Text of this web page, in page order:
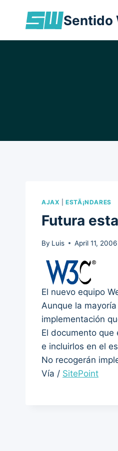
Sentido
AJAX |ESTÃ¡NDARES
Futura
By Luis April 11, 2006
El nuevo equipo
Aunque la
implementación
El documento
e incluirlos en el
No recogerán
Vía / SitePoint